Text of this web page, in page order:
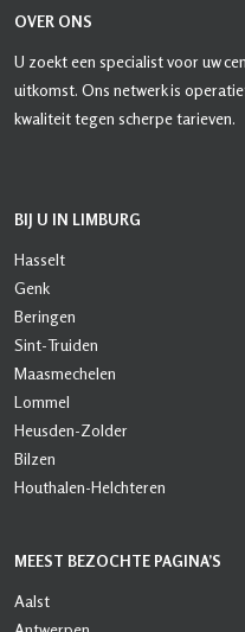
OVER ONS
U zoekt een specialist voor uw
uitkomst. Ons netwerk is
kwaliteit tegen scherpe tarieven.
BIJ U IN LIMBURG
Hasselt
Genk
Beringen
Sint-Truiden
Maasmechelen
Lommel
Heusden-Zolder
Bilzen
Houthalen-Helchteren
MEEST BEZOCHTE PAGINA’S
Aalst